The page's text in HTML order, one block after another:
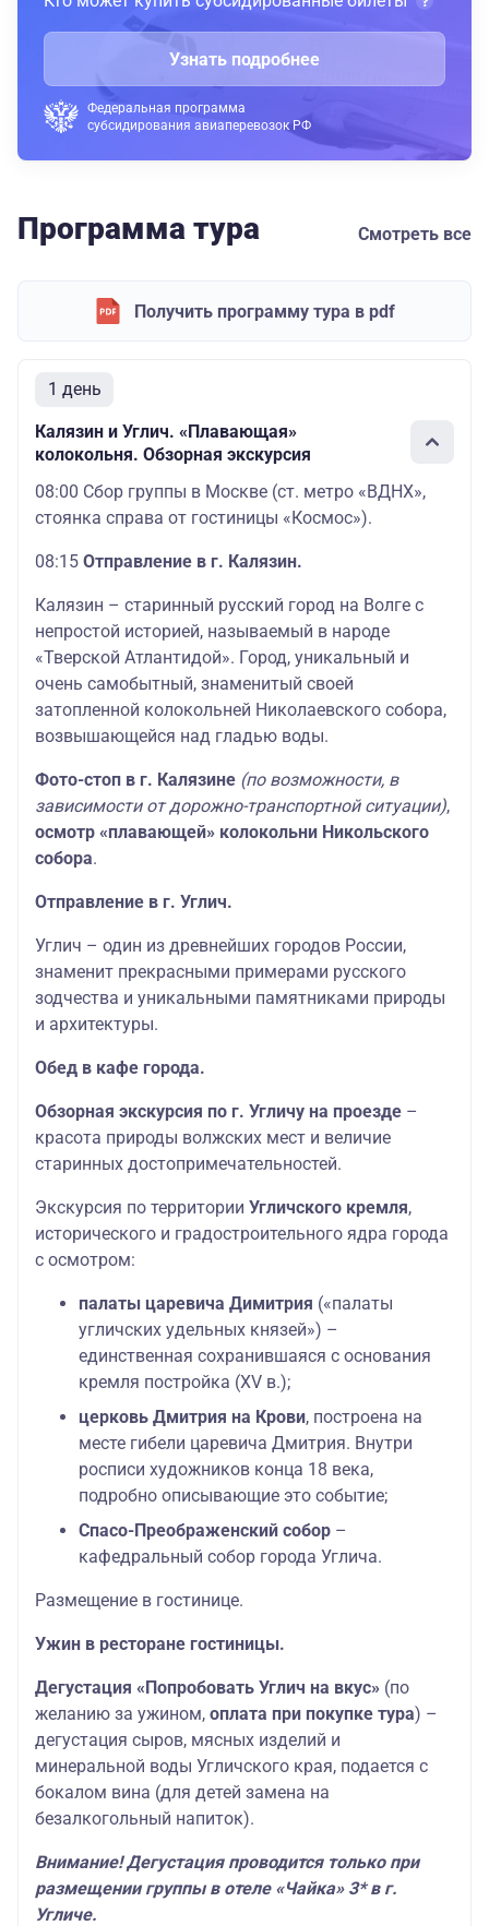
Узнать подробнее
Федеральная программа
субсидирования авиаперевозок РФ
Программа тура Смотреть все
Получить программу тура в pdf
1 день
Калязин и Углич. «Плавающая»
колокольня. Обзорная экскурсия
08:00 Сбор группы в Москве (ст. метро «ВДНХ»,
стоянка справа от гостиницы «Космос»).
08:15 Отправление в г. Калязин.
Калязин – старинный русский город на Волге с
непростой историей, называемый в народе
«Тверской Атлантидой». Город, уникальный и
очень самобытный, знаменитый своей
затопленной колокольней Николаевского собора,
возвышающейся над гладью воды.
Фото-стоп в г. Калязине (по возможности, в
зависимости от дорожно-транспортной ситуации),
осмотр «плавающей» колокольни Никольского
собора.
Отправление в г. Углич.
Углич – один из древнейших городов России,
знаменит прекрасными примерами русского
зодчества и уникальными памятниками природы
и архитектуры.
Обед в кафе города.
Обзорная экскурсия по г. Угличу на проезде –
красота природы волжских мест и величие
старинных достопримечательностей.
Экскурсия по территории Угличского кремля,
исторического и градостроительного ядра города
с осмотром:
палаты царевича Димитрия («палаты
угличских удельных князей») –
единственная сохранившаяся с основания
кремля постройка (XV в.);
церковь Дмитрия на Крови, построена на
месте гибели царевича Дмитрия. Внутри
росписи художников конца 18 века,
подробно описывающие это событие;
Спасо-Преображенский собор –
кафедральный собор города Углича.
Размещение в гостинице.
Ужин в ресторане гостиницы.
Дегустация «Попробовать Углич на вкус» (по
желанию за ужином, оплата при покупке тура) –
дегустация сыров, мясных изделий и
минеральной воды Угличского края, подается с
бокалом вина (для детей замена на
безалкогольный напиток).
Внимание! Дегустация проводится только при
размещении группы в отеле «Чайка» 3* в г.
Угличе.